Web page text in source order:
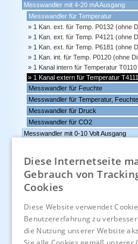
Messwandler mit 4-20 mA Ausgang
Messwandler für Temperatur
1 Kan. ext. für Temp. P0132 (ohne
1 Kan. ext. für Temp. P4121 (ohne
1 Kan. ext. für Temp. P6181 (ohne
1 Kan. int. für Temp. P0120 (ohne
1 Kanal intern für Temperatur T0110
1 Kanal extern für Temperatur T4111
Messwandler für Feuchte
Messwandler für Temperatur, Feuchte
Messwandler für Druck
Messwandler für CO2
Messwandler mit 0-10 Volt Ausgang
Datenlogger, Datenrekorder, Messwandler
Günstige Auslauf-und
Demogeräte
Kontakt
Impressum
Diese Internetseite
Gebrauch von
Cookies
Diese Website verwendet
Benutzererfahrung zu
die Nutzung unserer Website